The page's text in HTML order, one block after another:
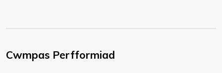
Cwmpas Perfformiad